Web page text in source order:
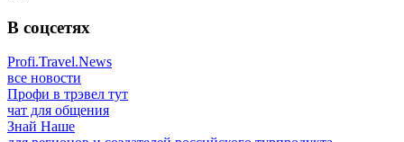
В соцсетях
Profi.Travel.News
все новости
Профи в трэвел тут
чат для общения
Знай Наше